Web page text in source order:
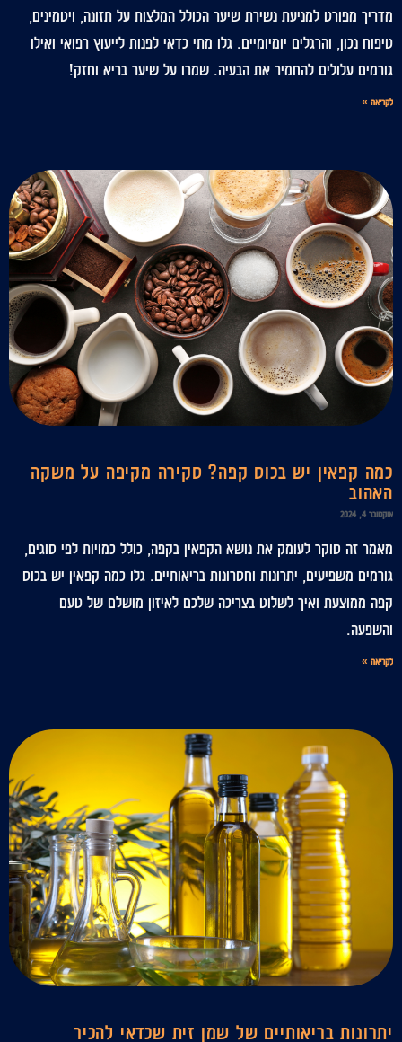
מדריך מפורט למניעת נשירת שיער הכולל המלצות על תזונה, ויטמינים,
טיפוח נכון, והרגלים יומיומיים. גלו מתי כדאי לפנות לייעוץ רפואי ואילו
גורמים עלולים להחמיר את הבעיה. שמרו על שיער בריא וחזק!
לקריאה »
כמה קפאין יש בכוס קפה? סקירה מקיפה על משקה
האהוב
אוקטובר 4, 2024
מאמר זה סוקר לעומק את נושא הקפאין בקפה, כולל כמויות לפי סוגים,
גורמים משפיעים, יתרונות וחסרונות בריאותיים. גלו כמה קפאין יש בכוס
קפה ממוצעת ואיך לשלוט בצריכה שלכם לאיזון מושלם של טעם
והשפעה.
לקריאה »
יתרונות בריאותיים של שמן זית שכדאי להכיר